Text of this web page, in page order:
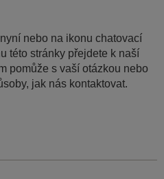
nebo na ikonu chatovací
této stránky přejdete k naší
pomůže s vaší otázkou nebo
jak nás kontaktovat.